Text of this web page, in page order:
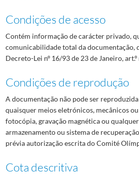
Condições de acesso
Contém informação de carácter privado,
comunicabilidade total da documentação,
Decreto-Lei nº 16/93 de 23 de Janeiro, art.º
Condições de reprodução
A documentação não pode ser
quaisquer meios eletrónicos, mecânicos
fotocópia, gravação magnética ou
armazenamento ou sistema de
prévia autorização escrita do Comité
Cota descritiva